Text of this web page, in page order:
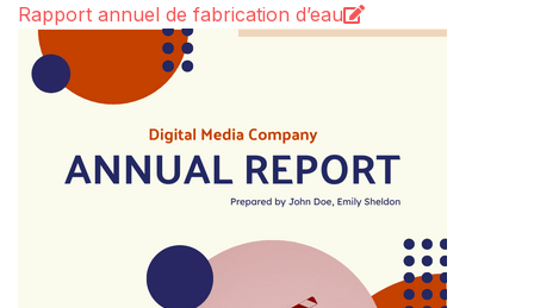
Rapport annuel de fabrication d’eau